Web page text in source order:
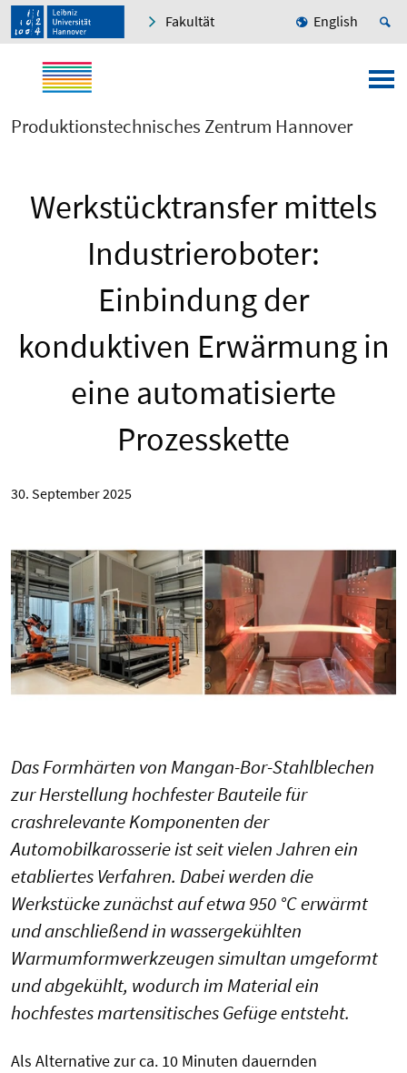
Fakultät English
Produktionstechnisches Zentrum Hannover
Werkstücktransfer mittels
Industrieroboter:
Einbindung der
konduktiven Erwärmung in
eine automatisierte
Prozesskette
30. September 2025
Das Formhärten von Mangan-Bor-Stahlblechen
zur Herstellung hochfester Bauteile für
crashrelevante Komponenten der
Automobilkarosserie ist seit vielen Jahren ein
etabliertes Verfahren. Dabei werden die
Werkstücke zunächst auf etwa 950 °C erwärmt
und anschließend in wassergekühlten
Warmumformwerkzeugen simultan umgeformt
und abgekühlt, wodurch im Material ein
hochfestes martensitisches Gefüge entsteht.
Als Alternative zur ca. 10 Minuten dauernden